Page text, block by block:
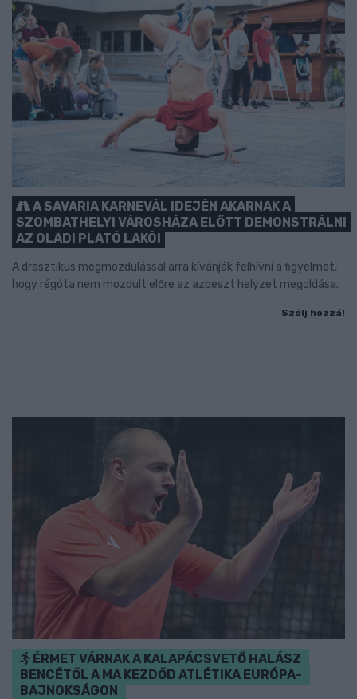
A SAVARIA KARNEVÁL IDEJÉN AKARNAK A
SZOMBATHELYI VÁROSHÁZA ELŐTT DEMONSTRÁLNI
AZ OLADI PLATÓ LAKÓI
A drasztikus megmozdulással arra kívánják felhívni a figyelmet,
hogy régóta nem mozdult előre az azbeszt helyzet megoldása.
Szólj hozzá!
ÉRMET VÁRNAK A KALAPÁCSVETŐ HALÁSZ
BENCÉTŐL A MA KEZDŐD ATLÉTIKA EURÓPA-
BAJNOKSÁGON